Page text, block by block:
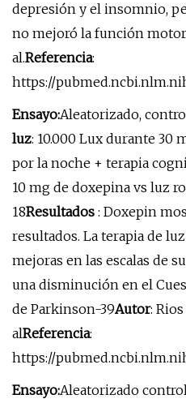
depresión y el insomnio,
no mejoró la función
al.Referencia:
https://
Ensayo:Aleatorizado,
luz: 10.000 Lux durante 30
por la noche + terapia
10 mg de doxepina vs luz
18Resultados : Doxepin
resultados. La terapia de
mejoras en las escalas de
una disminución en el
de Parkinson-39Autor:
alReferencia:
https://
Ensayo:Aleatorizado